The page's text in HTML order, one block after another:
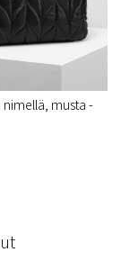
musta -